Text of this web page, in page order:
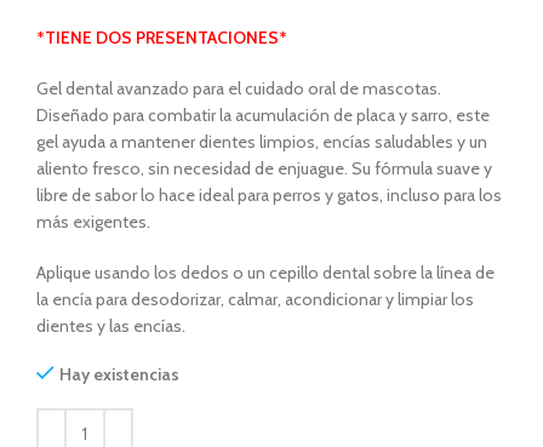
*TIENE DOS PRESENTACIONES*
Gel dental avanzado para el cuidado oral de mascotas.
Diseñado para combatir la acumulación de placa y sarro, este
gel ayuda a mantener dientes limpios, encías saludables y un
aliento fresco, sin necesidad de enjuague. Su fórmula suave y
libre de sabor lo hace ideal para perros y gatos, incluso para los
más exigentes.
Aplique usando los dedos o un cepillo dental sobre la línea de
la encía para desodorizar, calmar, acondicionar y limpiar los
dientes y las encías.
Hay existencias